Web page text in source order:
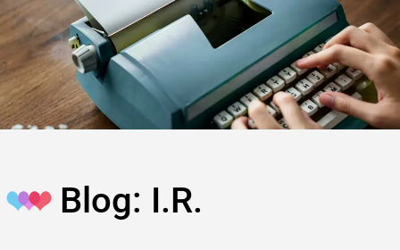
Blog: I.R.